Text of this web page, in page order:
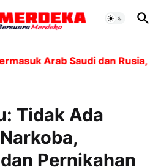
Arab Saudi dan Rusia, akan
Tidak Ada
Pernikahan